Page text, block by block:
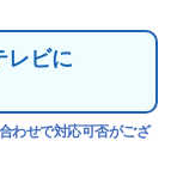
レビに
わせで対応可否がござ